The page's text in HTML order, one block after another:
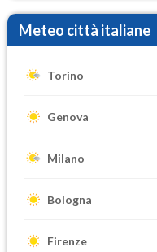
Meteo città italiane
Torino
Genova
Milano
Bologna
Firenze